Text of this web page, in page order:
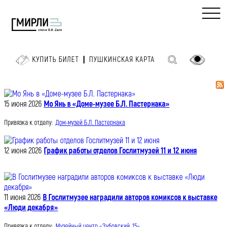
КУПИТЬ БИЛЕТ ПУШКИНСКАЯ КАРТА
15 июня 2026 Мо Янь в «Доме-музее Б.Л. Пастернака»
Привязка к отделу: Дом-музей Б.Л. Пастернака
12 июня 2026 График работы отделов Гослитмузей 11 и 12 июня
11 июня 2026 В Гослитмузее наградили авторов комиксов к выставке
«Люди декабря»